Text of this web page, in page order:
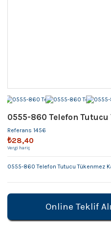
0555-860 Telefon Tutucu
Referans 1456
₺28,40
Vergi hariç
0555-860 Telefon Tutucu Tükenmez
Online Teklif